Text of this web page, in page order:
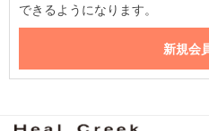
できるようになります。